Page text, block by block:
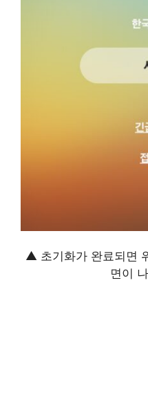
▲ 초기화가 완료되면
면이